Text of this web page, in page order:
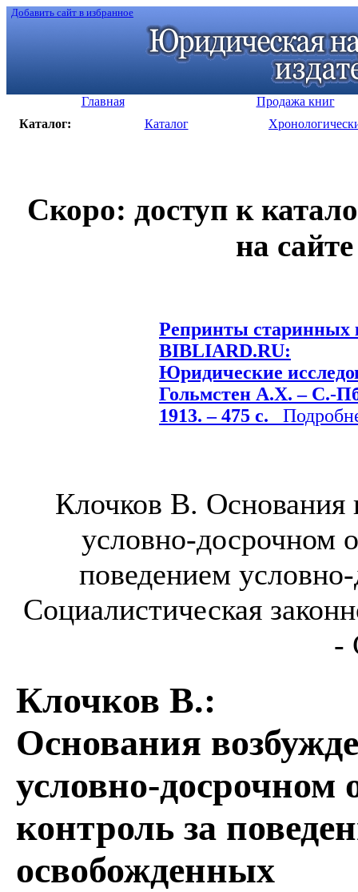
Добавить сайт в избранное
Главная
Продажа книг
Каталог:
Каталог
Скоро: доступ к
на
Репринты старинных
BIBLIARD.RU:
Юридические
Гольмстен А.Х. – С.-
1913. – 475 с.
Клочков В. Основания
условно-досрочном
поведением
Социалистическая
-
Клочков В.:
Основания
условно-досрочном
контроль за
освобожденных